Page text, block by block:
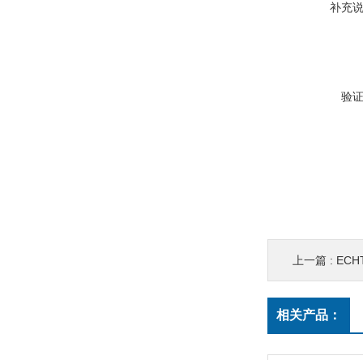
补充
验
上一篇 :
相关产品：